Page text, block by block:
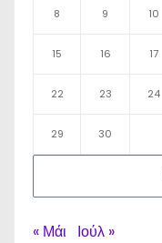
8 9 10
15 16 17
22 23 24
29 30
« Μάι Ιούλ »